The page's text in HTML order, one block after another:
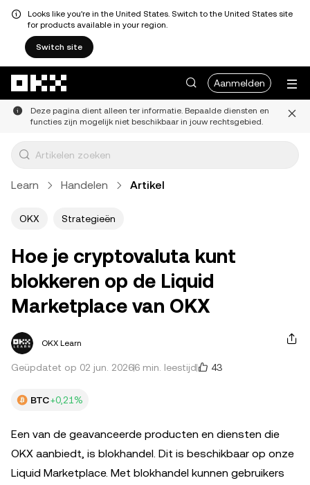
Looks like you're in the United States. Switch to the United States site
for products available in your region.
Switch site
Aanmelden
Deze pagina dient alleen ter informatie. Bepaalde diensten en
functies zijn mogelijk niet beschikbaar in jouw rechtsgebied.
Learn Handelen Artikel
OKX Strategieën
Hoe je cryptovaluta kunt
blokkeren op de Liquid
Marketplace van OKX
OKX Learn
Geüpdatet op 02 jun. 20266 min. leestijd 43
BTC+0,21%
Een van de geavanceerde producten en diensten die
OKX aanbiedt, is blokhandel. Dit is beschikbaar op onze
Liquid Marketplace. Met blokhandel kunnen gebruikers